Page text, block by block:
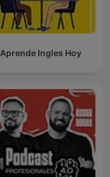
Aprende Ingles Hoy